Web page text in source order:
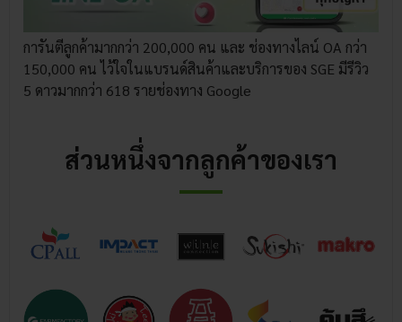
การันตีลูกค้ามากกว่า 200,000 คน และ ช่องทางไลน์ OA กว่า
150,000 คน ไว้ใจในแบรนด์สินค้าและบริการของ SGE มีรีวิว
5 ดาวมากกว่า 618 รายช่องทาง Google
ส่วนหนึ่งจากลูกค้าของเรา